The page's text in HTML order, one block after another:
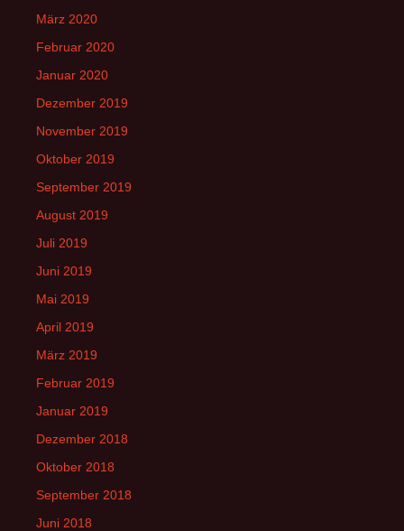
März 2020
Februar 2020
Januar 2020
Dezember 2019
November 2019
Oktober 2019
September 2019
August 2019
Juli 2019
Juni 2019
Mai 2019
April 2019
März 2019
Februar 2019
Januar 2019
Dezember 2018
Oktober 2018
September 2018
Juni 2018